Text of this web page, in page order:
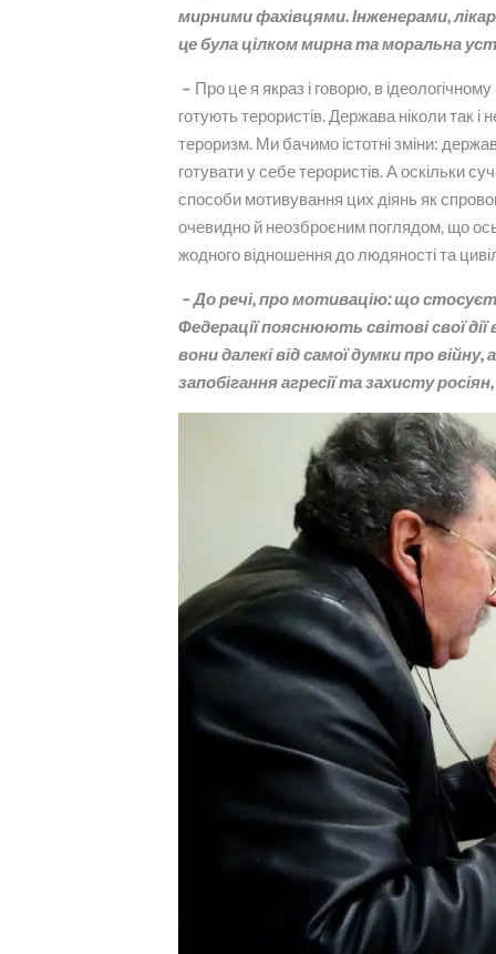
мирними фахівцями. Інженерами,
це була цілком мирна та моральна
– Про це я якраз і говорю, в
готують терористів. Держава ніколи так і
тероризм. Ми бачимо істотні зміни:
готувати у себе терористів. А оскільки
способи мотивування цих діянь як
очевидно й неозброєним поглядом, що
жодного відношення до людяності та
– До речі, про мотивацію: що
Федерації пояснюють світові свої
вони далекі від самої думки про
запобігання агресії та захисту